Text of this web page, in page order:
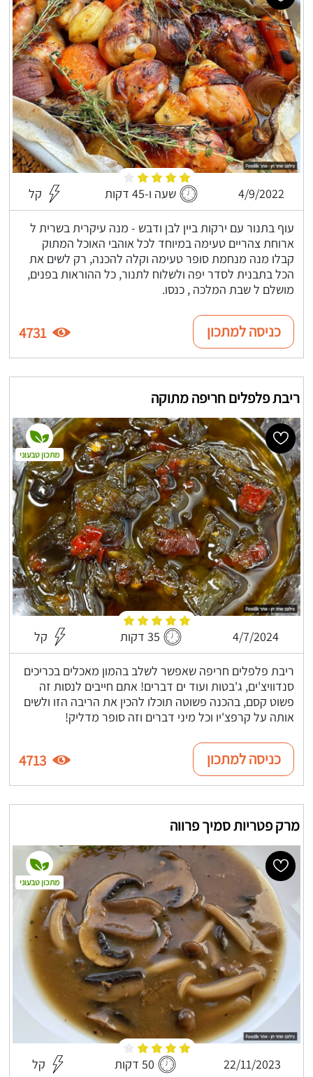
4/9/2022 שעה ו-45 דקות קל
עוף בתנור עם ירקות ביין לבן ודבש - מנה עיקרית בשרית ל
ארוחת צהריים טעימה במיוחד לכל אוהבי האוכל המתוק
קבלו מנה מנחמת סופר טעימה וקלה להכנה, רק לשים את
הכל בתבנית לסדר יפה ולשלוח לתנור, כל ההוראות בפנים,
מושלם ל שבת המלכה , כנסו.
כניסה למתכון 4731
ריבת פלפלים חריפה מתוקה
4/7/2024 35 דקות קל
ריבת פלפלים חריפה שאפשר לשלב בהמון מאכלים בכריכים
סנדוויצ'ים, ג'בטות ועוד ים דברים! אתם חייבים לנסות זה
פשוט קסם, בהכנה פשוטה תוכלו להכין את הריבה הזו ולשים
אותה על קרפצ'יו וכל מיני דברים וזה סופר מדליק!
מתכון טבעוני
כניסה למתכון 4713
מרק פטריות סמיך פרווה
22/11/2023 50 דקות קל
מתכון טבעוני